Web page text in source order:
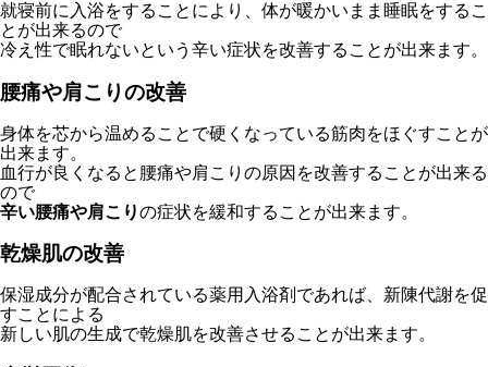
就寝前に入浴をすることにより、体が暖かいまま睡眠をするこ
とが出来るので
冷え性で眠れないという辛い症状を改善することが出来ます。
腰痛や肩こりの改善
身体を芯から温めることで硬くなっている筋肉をほぐすことが
出来ます。
血行が良くなると腰痛や肩こりの原因を改善することが出来る
ので
辛い腰痛や肩こりの症状を緩和することが出来ます。
乾燥肌の改善
保湿成分が配合されている薬用入浴剤であれば、新陳代謝を促
すことによる
新しい肌の生成で乾燥肌を改善させることが出来ます。